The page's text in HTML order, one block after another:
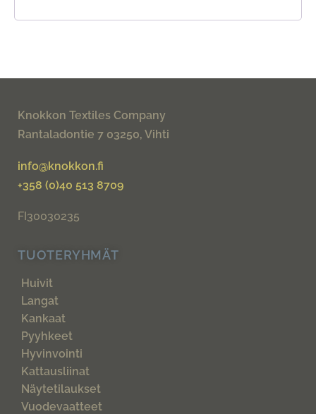
Knokkon Textiles Company
Rantaladontie 7 03250, Vihti
info@knokkon.fi
+358 (0)40 513 8709
FI30030235
TUOTERYHMÄT
Huivit
Langat
Kankaat
Pyyhkeet
Hyvinvointi
Kattausliinat
Näytetilaukset
Vuodevaatteet